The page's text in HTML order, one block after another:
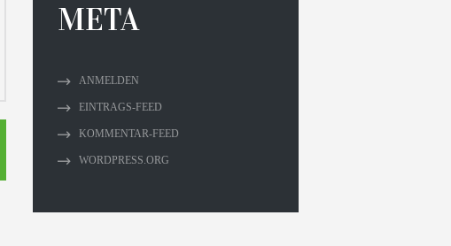
META
ANMELDEN
EINTRAGS-FEED
KOMMENTAR-FEED
WORDPRESS.ORG